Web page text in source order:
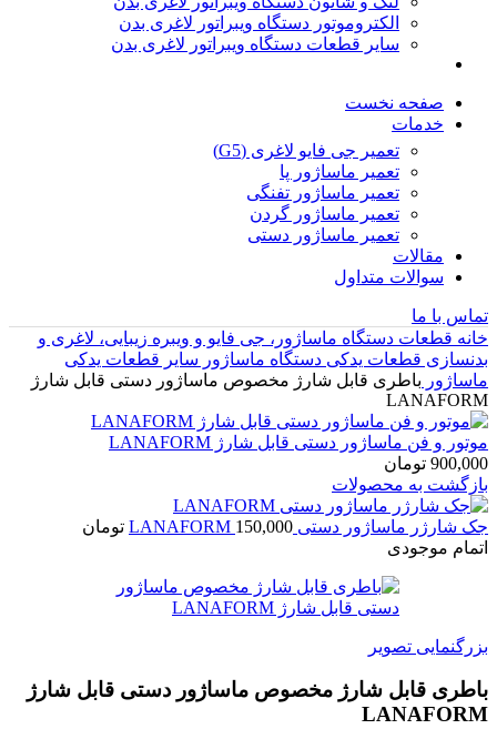
الکتروموتور دستگاه ویبراتور لاغری بدن
سایر قطعات دستگاه ویبراتور لاغری بدن
صفحه نخست
خدمات
تعمیر جی فایو لاغری (G5)
تعمیر ماساژور پا
تعمیر ماساژور تفنگی
تعمیر ماساژور گردن
تعمیر ماساژور دستی
مقالات
سوالات متداول
تماس با ما
خانه قطعات دستگاه ماساژور، جی فایو و ویبره زیبایی، لاغری و
بدنسازی قطعات یدکی دستگاه ماساژور سایر قطعات یدکی
ماساژور باطری قابل شارژ مخصوص ماساژور دستی قابل شارژ
LANAFORM
موتور و فن ماساژور دستی قابل شارژ LANAFORM
900,000 تومان
بازگشت به محصولات
جک شارژر ماساژور دستی LANAFORM 150,000
تومان
اتمام موجودی
بزرگنمایی تصویر
باطری قابل شارژ مخصوص ماساژور دستی قابل شارژ
LANAFORM